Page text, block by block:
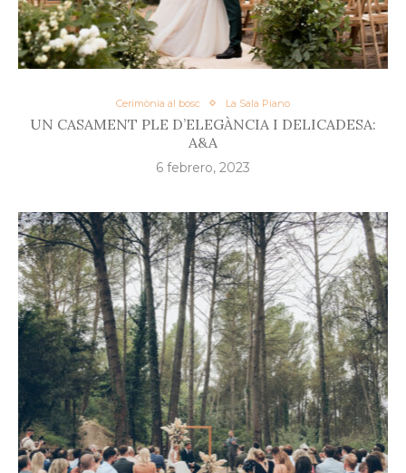
Cerimònia al bosc La Sala Piano
UN CASAMENT PLE D’ELEGÀNCIA I DELICADESA:
A&A
6 febrero, 2023